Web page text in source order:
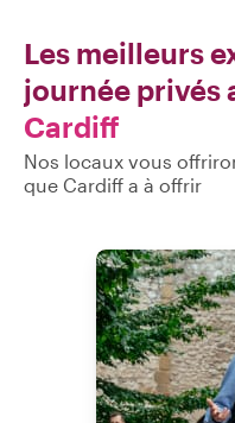
Les meilleurs
journée privés
Cardiff
Nos locaux vous
que Cardiff a à offrir